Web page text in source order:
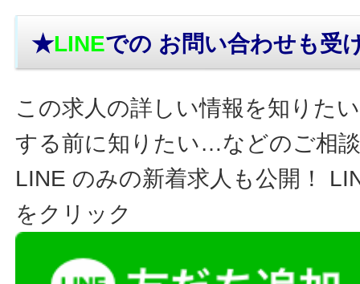
★LINEでの お問い合わせも受
この求人の詳しい情報を知りた
する前に知りたい…などのご相
LINE のみの新着求人も公開！
をクリック